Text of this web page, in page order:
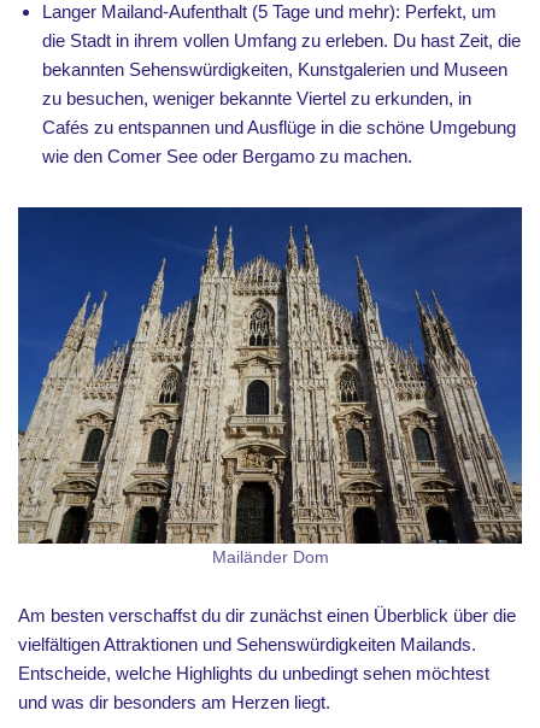
Langer Mailand-Aufenthalt (5 Tage und mehr): Perfekt, um
die Stadt in ihrem vollen Umfang zu erleben. Du hast Zeit, die
bekannten Sehenswürdigkeiten, Kunstgalerien und Museen
zu besuchen, weniger bekannte Viertel zu erkunden, in
Cafés zu entspannen und Ausflüge in die schöne Umgebung
wie den Comer See oder Bergamo zu machen.
Mailänder Dom
Am besten verschaffst du dir zunächst einen Überblick über die
vielfältigen Attraktionen und Sehenswürdigkeiten Mailands.
Entscheide, welche Highlights du unbedingt sehen möchtest
und was dir besonders am Herzen liegt.